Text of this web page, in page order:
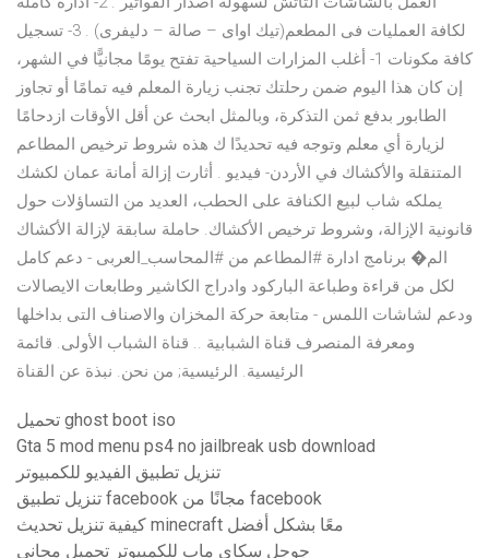
لكافة العمليات فى المطعم(تيك اواى – صالة – دليفرى) . 3- تسجيل
كافة مكونات 1- أغلب المزارات السياحية تفتح يومًا مجانيًّا في الشهر،
إن كان هذا اليوم ضمن رحلتك تجنب زيارة المعلم فيه تمامًا أو تجاوز
الطابور بدفع ثمن التذكرة، وبالمثل ابحث عن أقل الأوقات ازدحامًا
لزيارة أي معلم وتوجه فيه تحديدًا ك هذه شروط ترخيص المطاعم
المتنقلة والأكشاك في الأردن- فيديو . أثارت إزالة أمانة عمان لكشك
يملكه شاب لبيع الكنافة على الحطب، العديد من التساؤلات حول
قانونية الإزالة، وشروط ترخيص الأكشاك. حاملة سابقة لإزالة الأكشاك
الم� برنامج ادارة #المطاعم من #المحاسب_العربى - دعم كامل
لكل من قراءة وطباعة الباركود وادراج الكاشير وطابعات الايصالات
ودعم لشاشات اللمس - متابعة حركة المخزان والاصناف التى بداخلها
ومعرفة المنصرف قناة الشبابية .. قناة الشباب الأولى. قائمة
الرئيسية. الرئيسية; من نحن. نبذة عن القناة
تحميل ghost boot iso
Gta 5 mod menu ps4 no jailbreak usb download
تنزيل تطبيق الفيديو للكمبيوتر
تنزيل تطبيق facebook مجانًا من facebook
كيفية تنزيل تحديث minecraft معًا بشكل أفضل
جوجل سكاي ماب للكمبيوتر تحميل مجاني